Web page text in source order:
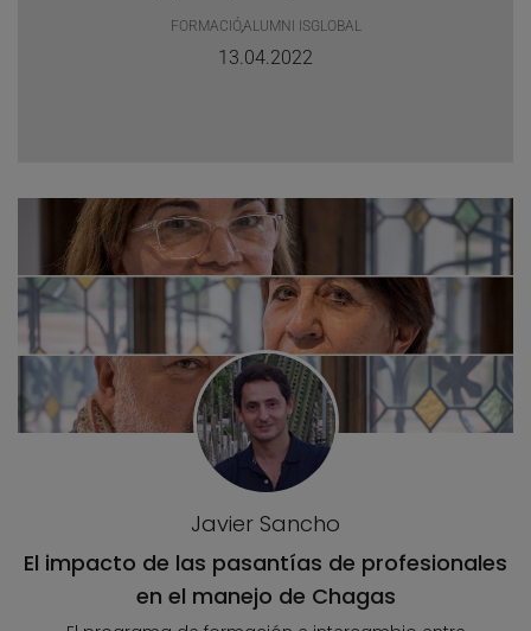
FORMACIÓ,ALUMNI ISGLOBAL
13.04.2022
Javier Sancho
El impacto de las pasantías de profesionales
en el manejo de Chagas